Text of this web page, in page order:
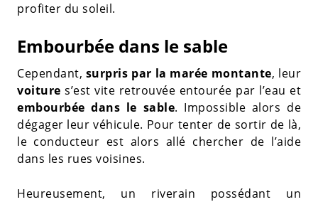
profiter du soleil.
Embourbée dans le sable
Cependant, surpris par la marée montante, leur
voiture s’est vite retrouvée entourée par l’eau et
embourbée dans le sable. Impossible alors de
dégager leur véhicule. Pour tenter de sortir de là,
le conducteur est alors allé chercher de l’aide
dans les rues voisines.
Heureusement, un riverain possédant un